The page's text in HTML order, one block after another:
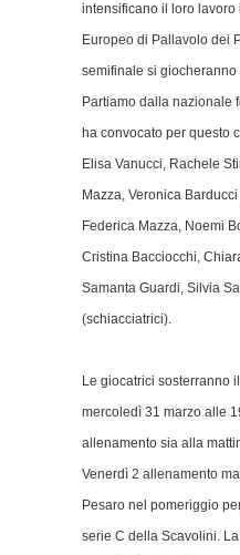
intensificano il loro
Europeo di Pallavolo dei
semifinale si
Partiamo dalla nazionale
ha convocato per questo
Elisa Vanucci, Rachele
Mazza, Veronica
Federica Mazza, Noemi
Cristina Bacciocchi,
Samanta Guardi, Silvia
(schiacciatrici).
Le giocatrici sosterranno
mercoledì 31 marzo alle
allenamento sia alla
Venerdì 2 allenamento
Pesaro nel pomeriggio
serie C della Scavolini.